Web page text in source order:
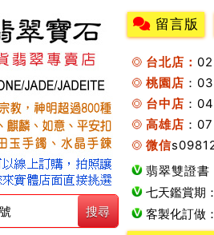
留言版
台北店：
桃園店 ：
台中店 ：
高雄店 ：
微信
翡翠雙證書
七天鑑賞期
客製化訂做